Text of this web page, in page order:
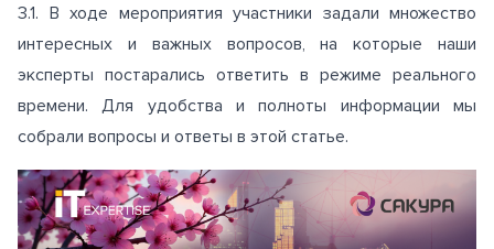
3.1. В ходе мероприятия участники задали множество
интересных и важных вопросов, на которые наши
эксперты постарались ответить в режиме реального
времени. Для удобства и полноты информации мы
собрали вопросы и ответы в этой статье.